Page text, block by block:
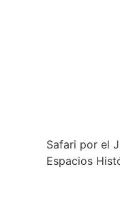
Safari por el
Espacios